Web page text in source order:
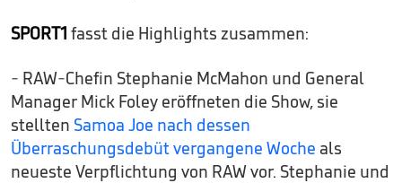
SPORT1 fasst die Highlights zusammen:
- RAW-Chefin Stephanie McMahon und General
Manager Mick Foley eröffneten die Show, sie
stellten Samoa Joe nach dessen
Überraschungsdebüt vergangene Woche als
neueste Verpflichtung von RAW vor. Stephanie und